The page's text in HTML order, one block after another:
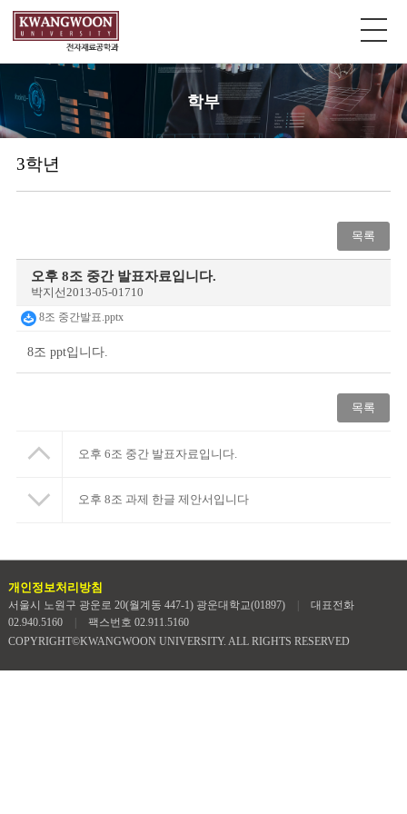
학부
3학년
목록
오후 8조 중간 발표자료입니다.
박지선2013-05-01710
8조 중간발표.pptx
8조 ppt입니다.
목록
오후 6조 중간 발표자료입니다.
오후 8조 과제 한글 제안서입니다
개인정보처리방침
서울시 노원구 광운로 20(월계동 447-1) 광운대학교(01897)
대표전화
02.940.5160
팩스번호 02.911.5160
COPYRIGHT©KWANGWOON UNIVERSITY. ALL RIGHTS RESERVED